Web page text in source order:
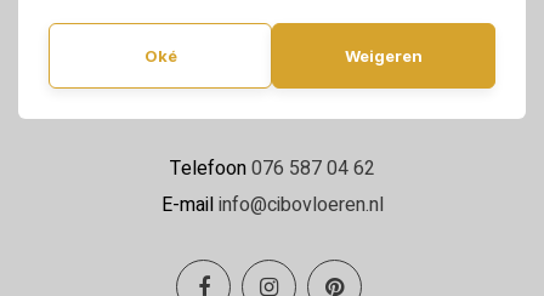
Oké Weigeren
4814 NE Breda
Maandag t/m zaterdag 09:00 - 17:00
Telefoon076 587 04 62
E-mailinfo@cibovloeren.nl